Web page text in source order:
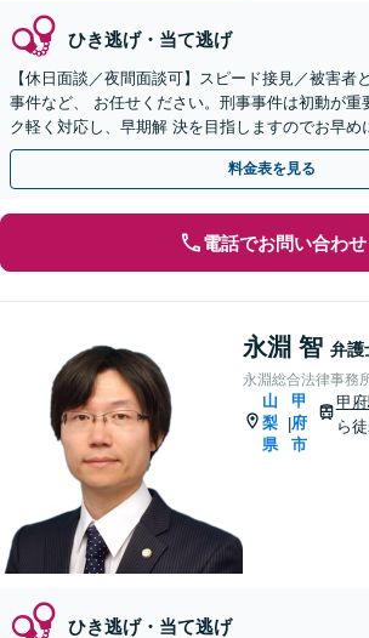
ひき逃げ・当て逃げ
【休日面談／夜間面談可】スピード接見／被害者
事件など、 お任せください。刑事事件は初動が重
ク軽く対応し、早期解 決を目指しますのでお早め
料金表を見る
電話でお問い合わせ
永淵 智 弁護
永淵総合法律事務
山
梨
県
|
甲
府
市
甲
ら
ひき逃げ・当て逃げ